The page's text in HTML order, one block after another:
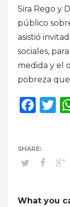
Sira Rego y
público
asistió
sociales,
medida y el
pobreza
What you